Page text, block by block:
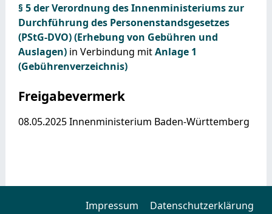
§ 5 der Verordnung des Innenministeriums zur
Durchführung des Personenstandsgesetzes
(PStG-DVO) (Erhebung von Gebühren und
Auslagen)in Verbindung mitAnlage 1
(Gebührenverzeichnis)
Freigabevermerk
08.05.2025 Innenministerium Baden-Württemberg
Impressum
Datenschutzerklärung